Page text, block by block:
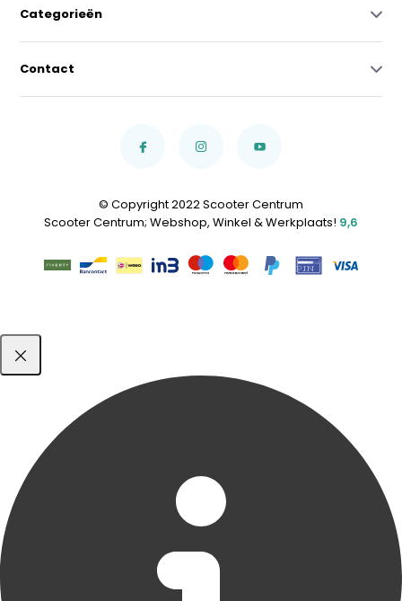
Categorieën
Contact
© Copyright 2022 Scooter Centrum
Scooter Centrum; Webshop, Winkel & Werkplaats! 9,6